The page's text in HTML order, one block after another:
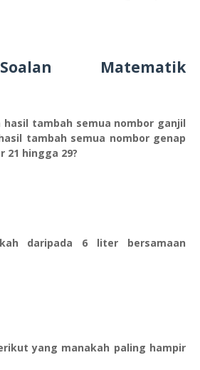
Matematik
hasil tambah semua nombor ganjil
tambah semua nombor genap
21 hingga 29?
daripada 6 liter bersamaan
yang manakah paling hampir